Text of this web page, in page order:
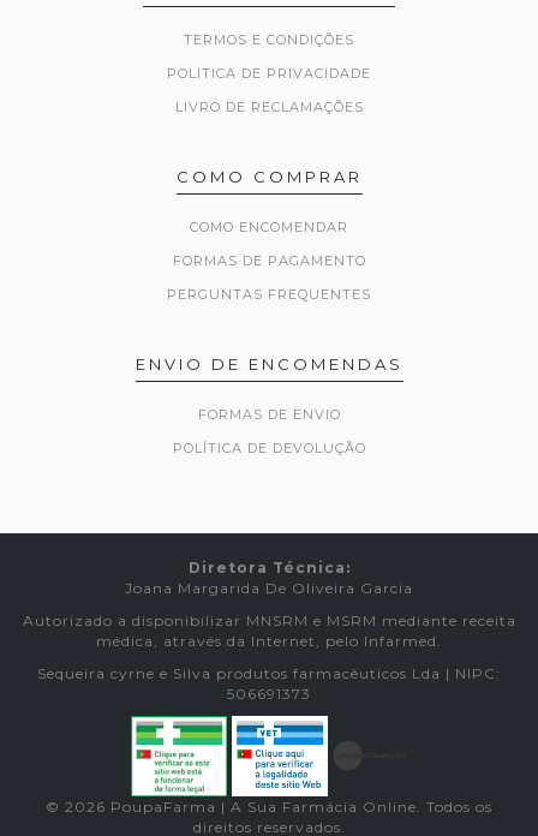
TERMOS E CONDIÇÕES
POLITICA DE PRIVACIDADE
LIVRO DE RECLAMAÇÕES
COMO COMPRAR
COMO ENCOMENDAR
FORMAS DE PAGAMENTO
PERGUNTAS FREQUENTES
ENVIO DE ENCOMENDAS
FORMAS DE ENVIO
POLÍTICA DE DEVOLUÇÃO
Diretora Técnica:
Joana Margarida De Oliveira Garcia
Autorizado a disponibilizar MNSRM e MSRM mediante receita
médica, através da Internet, pelo Infarmed.
Sequeira cyrne e Silva produtos farmacêuticos Lda | NIPC:
506691373
© 2026 PoupaFarma | A Sua Farmácia Online. Todos os
direitos reservados.